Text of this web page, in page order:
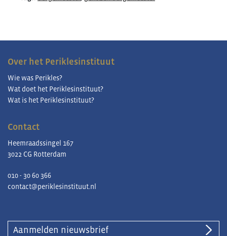
Over het Periklesinstituut
Wie was Perikles?
Wat doet het Periklesinstituut?
Wat is het Periklesinstituut?
Contact
Heemraadssingel 167
3022 CG Rotterdam
010 - 30 60 366
contact@periklesinstituut.nl
Aanmelden nieuwsbrief